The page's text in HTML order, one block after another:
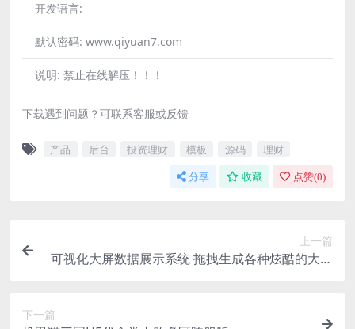
开发语言:
默认密码: www.qiyuan7.com
说明: 禁止在线解压！！！
下载遇到问题？可联系客服或反馈
产品 后台 投资理财 模板 源码 理财
分享 收藏 点赞(0)
上一篇
可视化大屏数据展示系统 拖拽生成各种炫酷的大屏
下一篇